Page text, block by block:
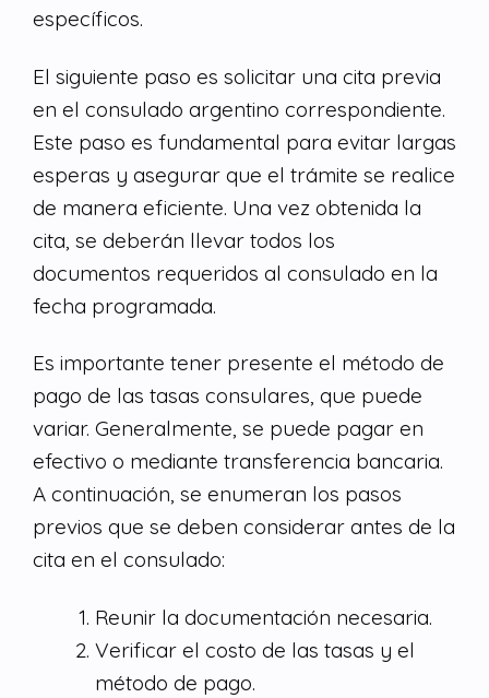
específicos.
El siguiente paso es solicitar una cita previa
en el consulado argentino correspondiente.
Este paso es fundamental para evitar largas
esperas y asegurar que el trámite se realice
de manera eficiente. Una vez obtenida la
cita, se deberán llevar todos los
documentos requeridos al consulado en la
fecha programada.
Es importante tener presente el método de
pago de las tasas consulares, que puede
variar. Generalmente, se puede pagar en
efectivo o mediante transferencia bancaria.
A continuación, se enumeran los pasos
previos que se deben considerar antes de la
cita en el consulado:
Reunir la documentación necesaria.
Verificar el costo de las tasas y el
método de pago.